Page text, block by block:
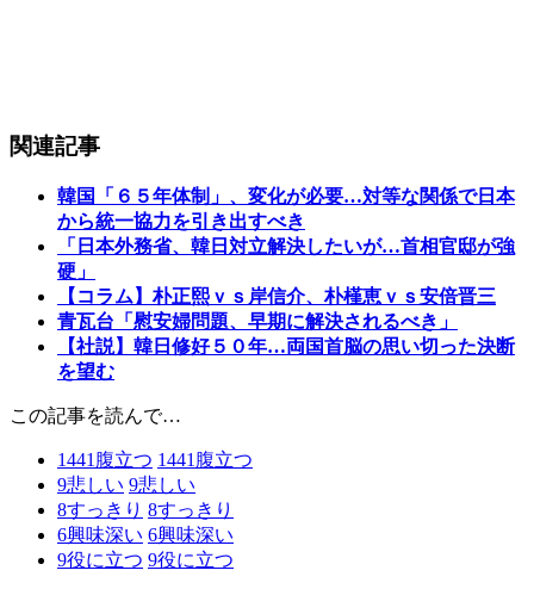
関連記事
韓国「６５年体制」、変化が必要…対等な関係で日本
から統一協力を引き出すべき
「日本外務省、韓日対立解決したいが…首相官邸が強
硬」
【コラム】朴正熙ｖｓ岸信介、朴槿恵ｖｓ安倍晋三
青瓦台「慰安婦問題、早期に解決されるべき」
【社説】韓日修好５０年…両国首脳の思い切った決断
を望む
この記事を読んで…
1441 腹立つ 1441 腹立つ
9悲しい 9悲しい
8すっきり 8すっきり
6興味深い 6興味深い
9役に立つ 9役に立つ